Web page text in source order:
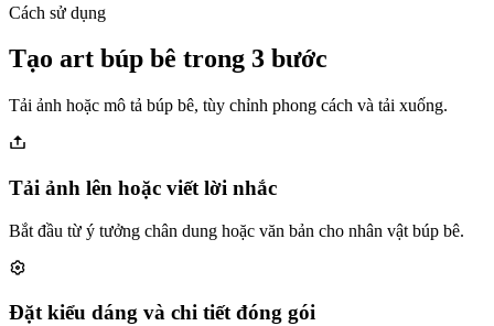
Cách sử dụng
Tạo art búp bê trong 3 bước
Tải ảnh hoặc mô tả búp bê, tùy chỉnh phong cách và tải xuống.
Tải ảnh lên hoặc viết lời nhắc
Bắt đầu từ ý tưởng chân dung hoặc văn bản cho nhân vật búp bê.
Đặt kiểu dáng và chi tiết đóng gói